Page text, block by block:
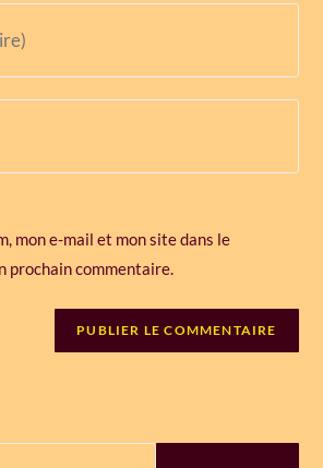
mon e-mail et mon site dans le
prochain commentaire.